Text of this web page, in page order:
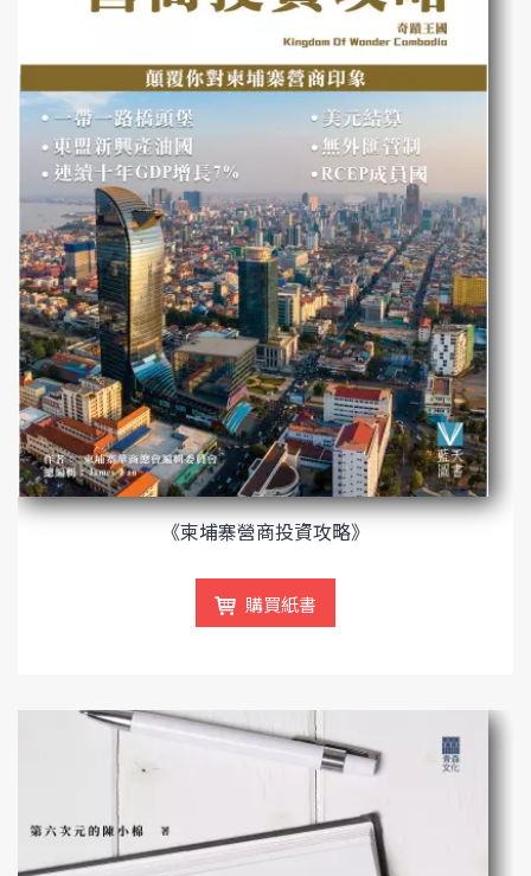
《柬埔寨營商投資攻略》
購買紙書